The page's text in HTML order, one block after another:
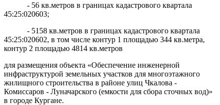
- 56 кв.метров в границах кадастрового квартала
45:25:020603;
- 5158 кв.метров в границах кадастрового квартала
45:25:020602, в том числе контур 1 площадью 344 кв.метра,
контур 2 площадью 4814 кв.метров
для размещения объекта «Обеспечение инженерной
инфраструктурой земельных участков для многоэтажного
жилищного строительства в районе улиц Чкалова -
Комиссаров - Луначарского (емкости для сбора сточных вод)»
в городе Кургане.